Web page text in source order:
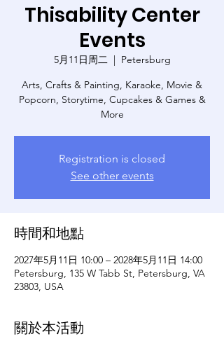
Thisability Center
Events
5月11日周二
  |
Petersburg
Arts, Crafts & Painting, Karaoke, Movie &
Popcorn, Storytime, Cupcakes & Games &
More
Registration is closed
See other events
時間和地點
2027年5月11日 10:00 – 2028年5月11日 14:00
Petersburg, 135 W Tabb St, Petersburg, VA
23803, USA
關於本活動